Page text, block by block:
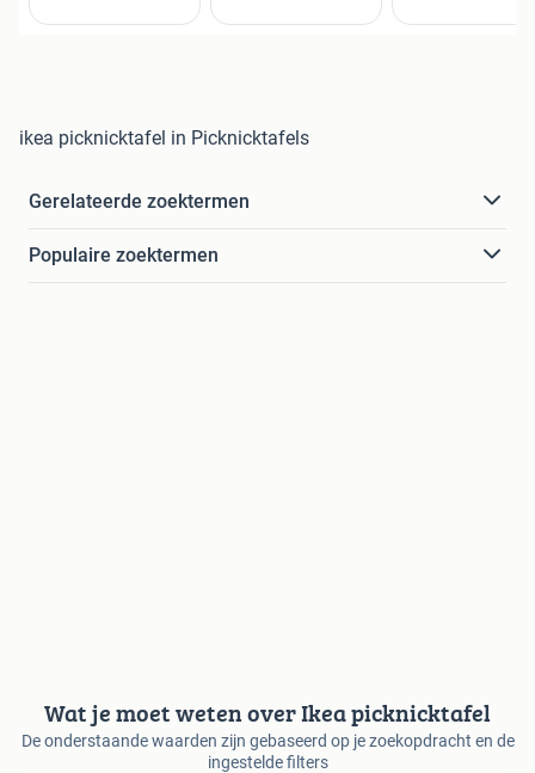
ikea picknicktafel in Picknicktafels
Gerelateerde zoektermen
Populaire zoektermen
Wat je moet weten over Ikea picknicktafel
De onderstaande waarden zijn gebaseerd op je zoekopdracht en de
ingestelde filters